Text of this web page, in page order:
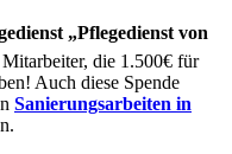
„Pflegedienst von
die 1.500€ für
Auch diese Spende
Sanierungsarbeiten in